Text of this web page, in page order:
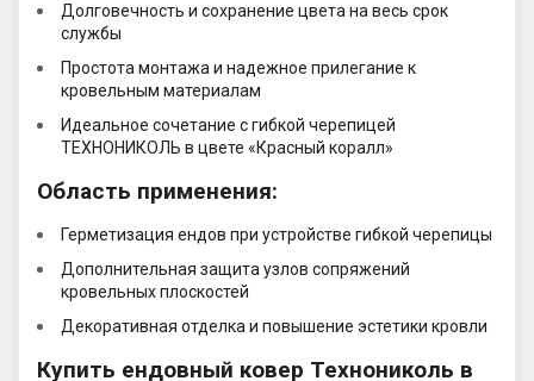
Долговечность и сохранение цвета на весь срок
службы
Простота монтажа и надежное прилегание к
кровельным материалам
Идеальное сочетание с гибкой черепицей
ТЕХНОНИКОЛЬ в цвете «Красный коралл»
Область применения:
Герметизация ендов при устройстве гибкой черепицы
Дополнительная защита узлов сопряжений
кровельных плоскостей
Декоративная отделка и повышение эстетики кровли
Купить ендовный ковер Технониколь в